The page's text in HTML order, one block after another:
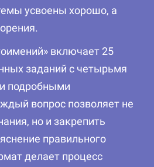
усвоены хорошо, а
включает 25
заданий с четырьмя
подробными
вопрос позволяет не
но и закрепить
правильного
делает процесс